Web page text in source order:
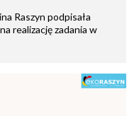
Raszyn podpisała
realizację zadania w